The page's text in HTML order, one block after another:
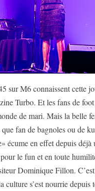
sur M6 connaissent cette
Turbo. Et les fans de
de mari. Mais la belle
que fan de bagnoles ou de
écume en effet depuis déjà
le fun et en toute
Dominique Fillon.
culture s’est nourrie